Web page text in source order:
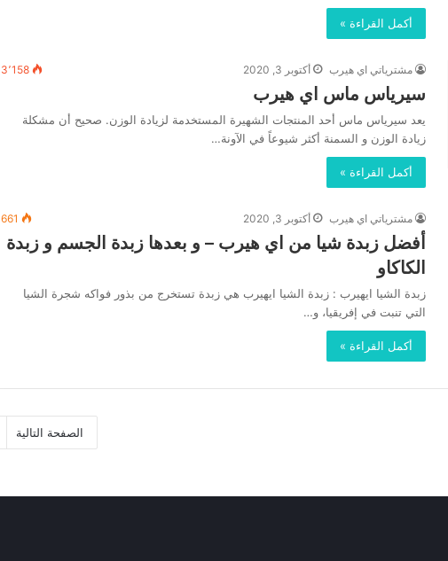
أكمل القراءة »
مشترياتي اي هيرب أكتوبر 3, 2020 3٬158
سيرياس ماس اي هيرب
يعد سيرياس ماس أحد المنتجات الشهيرة المستخدمة لزيادة الوزن. صحيح أن مشكلة
زيادة الوزن و السمنة أكثر شيوعاً في الآونة…
أكمل القراءة »
مشترياتي اي هيرب أكتوبر 3, 2020 661
أفضل زبدة شيا من اي هيرب – و بعدها زبدة الجسم و زبدة
الكاكاو
زبدة الشيا ايهيرب : زبدة الشيا ايهيرب هي زبدة تستخرج من بذور فواكه شجرة الشيا
التي تنبت في إفريقيا، و…
أكمل القراءة »
الصفحة التالية